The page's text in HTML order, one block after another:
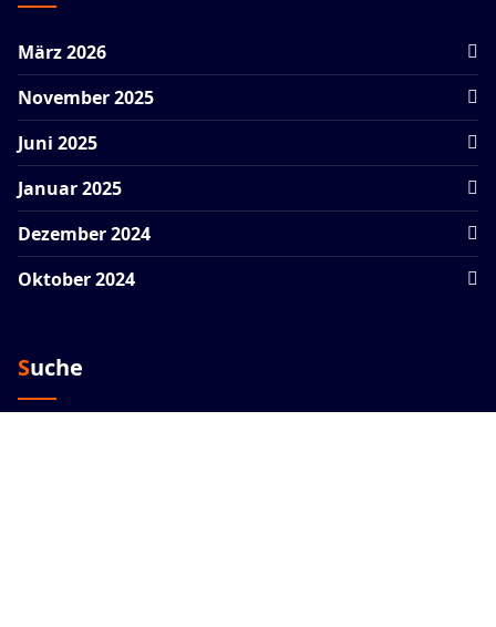
März 2026
November 2025
Juni 2025
Januar 2025
Dezember 2024
Oktober 2024
Suche